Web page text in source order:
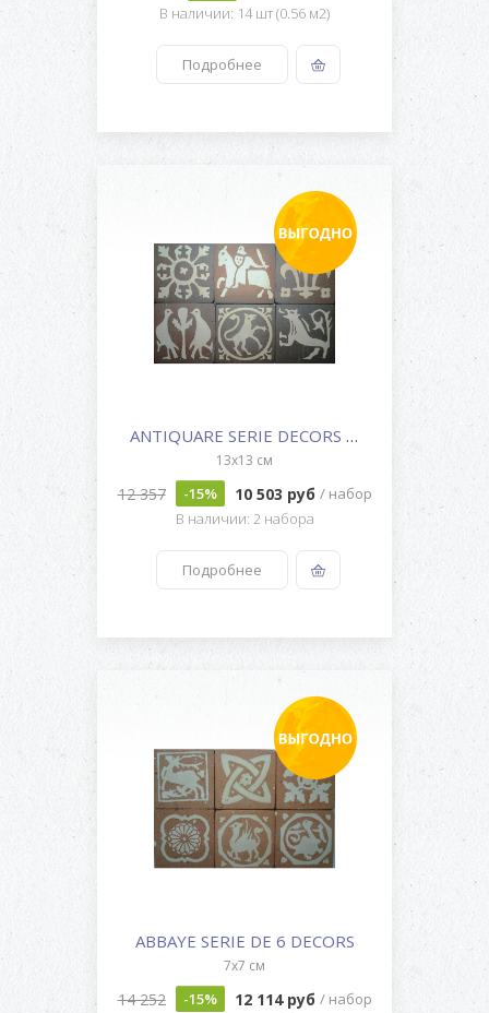
В наличии: 14 шт (0.56 м2)
Подробнее
ANTIQUARE SERIE DECORS MOTIFS ...
13x13 см
12 357 -15% 10 503 руб / набор
В наличии: 2 набора
Подробнее
ABBAYE SERIE DE 6 DECORS
7x7 см
14 252 -15% 12 114 руб / набор